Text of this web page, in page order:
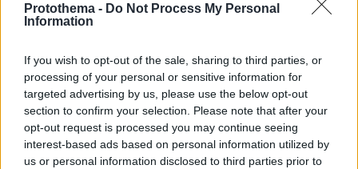
Protothema - Do Not Process My Personal
Information
If you wish to opt-out of the sale, sharing to third parties, or
processing of your personal or sensitive information for
targeted advertising by us, please use the below opt-out
section to confirm your selection. Please note that after your
opt-out request is processed you may continue seeing
interest-based ads based on personal information utilized by
us or personal information disclosed to third parties prior to
πριν 21 λεπτά
Ποιες είναι οι ομοιότητες και οι διαφορές ανάμεσα στις
μέλισσες και τις σφήκες
πριν 21 λεπτά
Σαλάχ: Αποθεώθηκε από 25.000 φίλους της
πριν 27 λεπτά